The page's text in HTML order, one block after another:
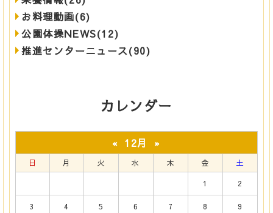
お料理動画(6)
公園体操NEWS(12)
推進センターニュース(90)
カレンダー
« 12月 »
日 月 火 水 木 金 土
1 2
3 4 5 6 7 8 9